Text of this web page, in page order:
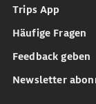
Trips App
Häufige Fragen
Feedback geben
Newsletter